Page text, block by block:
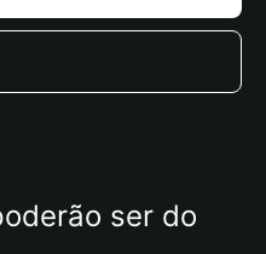
ser do